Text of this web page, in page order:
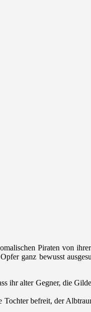
Piraten von
ganz bewusst
ihr alter Gegner, die
befreit, der